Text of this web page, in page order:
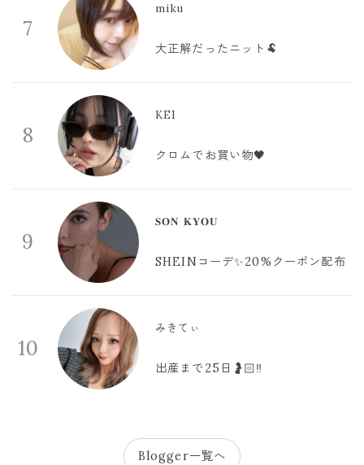
7
miku
大正解だったニット🐏
8
KEI
クロムでお買い物🖤
9
𝐒𝐎𝐍 𝐊𝐘𝐎𝐔
SHEINコーデ✨20%クーポン配布
10
みきてぃ
出産まで25日🤰🏻‼️
Blogger一覧へ